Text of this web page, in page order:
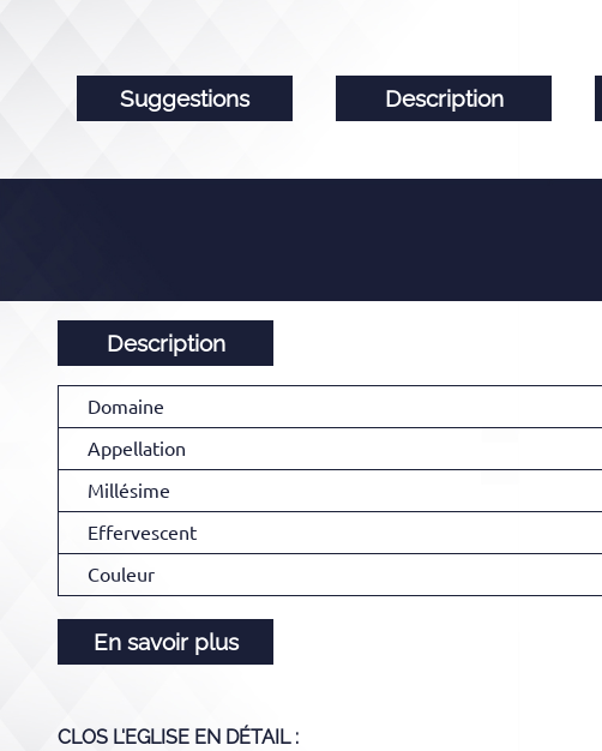
Suggestions Description
Description
Domaine
Appellation
Millésime
Effervescent
Couleur
En savoir plus
CLOS L'EGLISE EN DÉTAIL :